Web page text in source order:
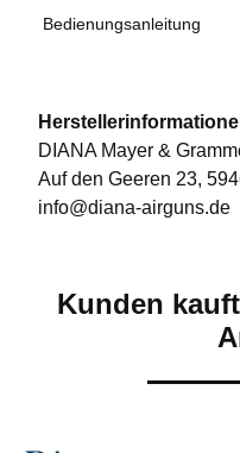
Bedienungsanleitung
DIANA Mayer &
Auf den Geeren 23,
info@diana-airguns.de
Kunden